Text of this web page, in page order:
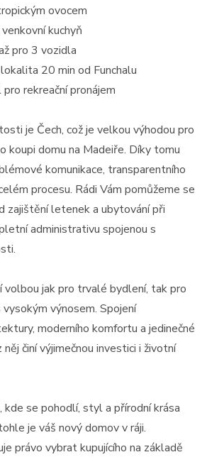
ovocem
kuchyň
pro 3 vozidla
20 min od Funchalu
rekreační pronájem
je Čech, což je velkou výhodou pro
koupi domu na Madeiře. Díky tomu
komunikace, transparentního
procesu. Rádi Vám pomůžeme se
zajištění letenek a ubytování při
administrativu spojenou s
volbou jak pro trvalé bydlení, tak pro
výnosem. Spojení
moderního komfortu a jedinečné
činí výjimečnou investici i životní
se pohodlí, styl a přírodní krása
je váš nový domov v ráji.
právo vybrat kupujícího na základě